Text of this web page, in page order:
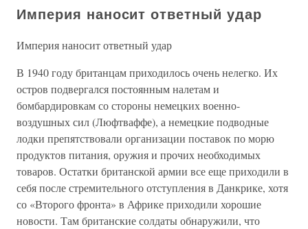
Империя наносит ответный удар
Империя наносит ответный удар
В 1940 году британцам приходилось очень нелегко. Их
остров подвергался постоянным налетам и
бомбардировкам со стороны немецких военно-
воздушных сил (Люфтваффе), а немецкие подводные
лодки препятствовали организации поставок по морю
продуктов питания, оружия и прочих необходимых
товаров. Остатки британской армии все еще приходили в
себя после стремительного отступления в Данкрике, хотя
со «Второго фронта» в Африке приходили хорошие
новости. Там британские солдаты обнаружили, что